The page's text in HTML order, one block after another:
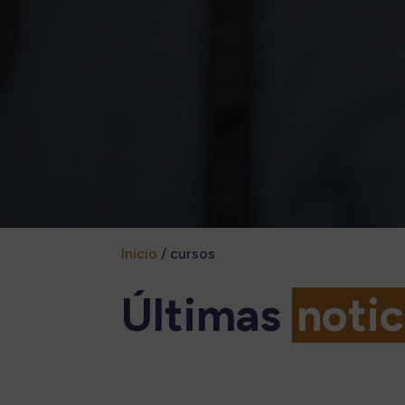
Inicio / cursos
Últimas